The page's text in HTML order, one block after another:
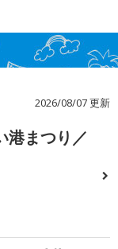
2026/08/07 更新
港まつり／